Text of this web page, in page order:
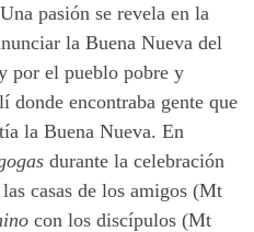
Una pasión se revela en la
la Buena Nueva del
por el pueblo pobre y
donde encontraba gente que
la Buena Nueva. En
durante la celebración
casas de los amigos (Mt
con los discípulos (Mt